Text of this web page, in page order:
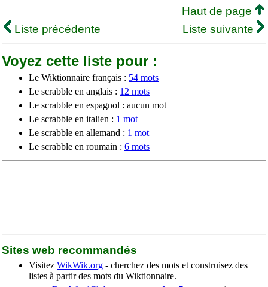
Haut de page
Liste précédente
Liste suivante
Voyez cette liste pour :
Le Wiktionnaire français : 54 mots
Le scrabble en anglais : 12 mots
Le scrabble en espagnol : aucun mot
Le scrabble en italien : 1 mot
Le scrabble en allemand : 1 mot
Le scrabble en roumain : 6 mots
Sites web recommandés
Visitez WikWik.org - cherchez des mots et construisez des
listes à partir des mots du Wiktionnaire.